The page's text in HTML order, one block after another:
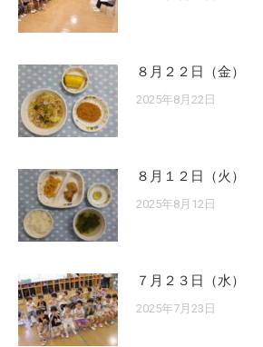
８月２２日（金）
2025年8月22日
８月１２日（火）
2025年8月12日
７月２３日（水）
2025年7月23日